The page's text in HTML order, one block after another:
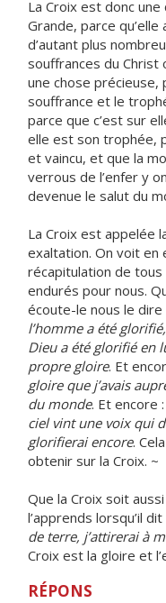
La Croix est donc
Grande, parce
d’autant plus
souffrances du Christ
une chose précieuse,
souffrance et le
parce que c’est sur
elle est son trophée,
et vaincu, et que la
verrous de l’enfer y
devenue le salut du
La Croix est appelée
exaltation. On voit en
récapitulation de tous
endurés pour nous.
écoute-le nous le dire
l’homme a été
Dieu a été glorifié en
propre gloire. Et
gloire que j’avais
du monde. Et encore :
ciel vint une voix qui
glorifierai encore.
obtenir sur la Croix. ~
Que la Croix soit
l’apprends lorsqu’il
de terre, j’attirerai à
Croix est la gloire et
RÉPONS